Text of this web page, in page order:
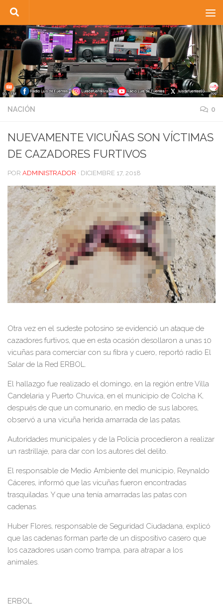
Saltar al contenido
NACIÓN 0
NUEVAMENTE VICUÑAS SON VÍCTIMAS
DE CAZADORES FURTIVOS
POR ADMINISTRADOR · DICIEMBRE 17, 2018
Otra vez en el sudeste potosino se evidenció un ataque de
cazadores furtivos, que en esta ocasión desollaron a unas 10
vicuñas para comerciar con su fibra y cuero, reportó radio El
Salar de la Red ERBOL.
El hallazgo fue realizado el domingo, en la región entre Villa
Candelaria y Puerto Chuvica, en el municipio de Colcha K,
después de que un comunario, en medio de sus labores,
observó a una vicuña herida amarrada de las patas.
Autoridades municipales y de la Policía procedieron a realizar
un rastrillaje, para dar con los autores del delito.
El responsable de Medio Ambiente del municipio, Reynaldo
Cáceres, informó que las vicuñas fueron encontradas
trasquiladas. Y que una tenía amarradas las patas con
cadenas.
Huber Flores, responsable de Seguridad Ciudadana, explicó
que las cadenas forman parte de un dispositivo casero que
los cazadores usan como trampa, para atrapar a los
animales.
ERBOL